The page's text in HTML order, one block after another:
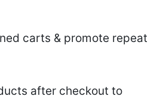
carts & promote repeat
after checkout to